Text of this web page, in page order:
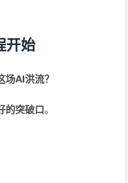
开始
AI洪流？
的突破口。